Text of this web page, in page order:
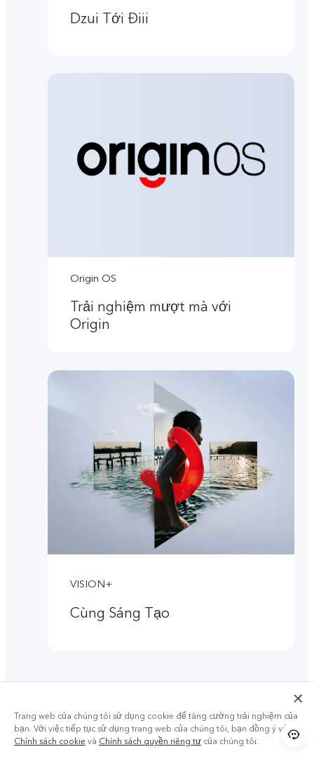
Dzui Tới Điii
Origin OS
Trải nghiệm mượt mà với
Origin
VISION+
Cùng Sáng Tạo
Trang web của chúng tôi sử dụng cookie để tăng cường trải nghiệm của
bạn. Với việc tiếp tục sử dụng trang web của chúng tôi, bạn đồng ý với
Chính sách cookie và Chính sách quyền riêng tư của chúng tôi.